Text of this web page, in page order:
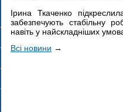
Ірина Ткаченко
забезпечують стабільну
навіть у найскладніших
Всі новини →